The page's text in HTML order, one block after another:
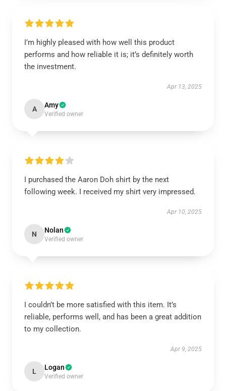
I’m highly pleased with how well this product
performs and how reliable it is; it’s definitely worth
the investment.
Apr 13, 2025
A Amy
Verified owner
I purchased the Aaron Doh shirt by the next
following week. I received my shirt very impressed.
Apr 10, 2025
N Nolan
Verified owner
I couldn’t be more satisfied with this item. It’s
reliable, performs well, and has been a great addition
to my collection.
Apr 9, 2025
L Logan
Verified owner